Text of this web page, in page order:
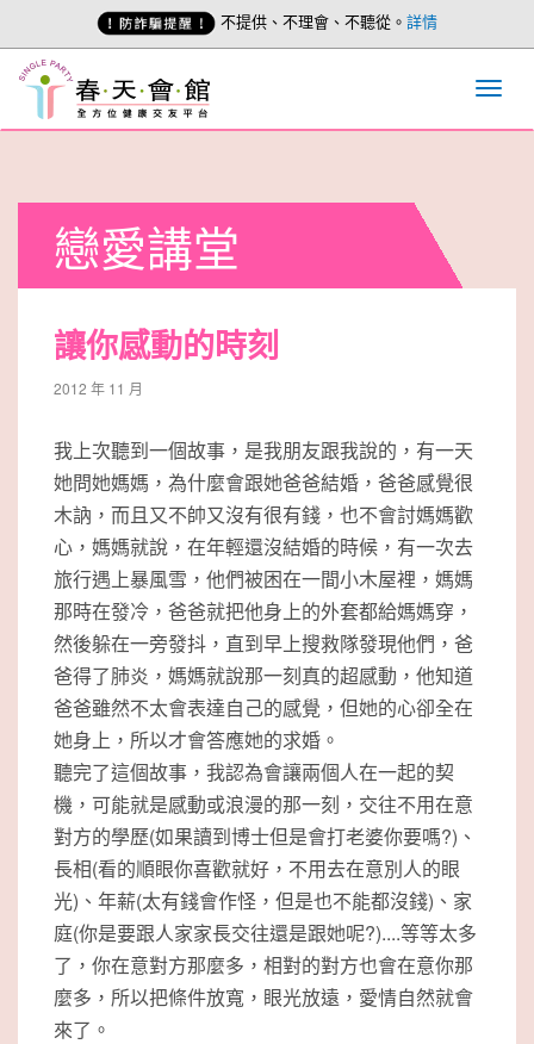
不提供、不理會、不聽從。 詳情
戀愛講堂
讓你感動的時刻
2012 年 11 月
我上次聽到一個故事，是我朋友跟我說的，有一天
她問她媽媽，為什麼會跟她爸爸結婚，爸爸感覺很
木訥，而且又不帥又沒有很有錢，也不會討媽媽歡
心，媽媽就說，在年輕還沒結婚的時候，有一次去
旅行遇上暴風雪，他們被困在一間小木屋裡，媽媽
那時在發冷，爸爸就把他身上的外套都給媽媽穿，
然後躲在一旁發抖，直到早上搜救隊發現他們，爸
爸得了肺炎，媽媽就說那一刻真的超感動，他知道
爸爸雖然不太會表達自己的感覺，但她的心卻全在
她身上，所以才會答應她的求婚。
聽完了這個故事，我認為會讓兩個人在一起的契
機，可能就是感動或浪漫的那一刻，交往不用在意
對方的學歷(如果讀到博士但是會打老婆你要嗎?)、
長相(看的順眼你喜歡就好，不用去在意別人的眼
光)、年薪(太有錢會作怪，但是也不能都沒錢)、家
庭(你是要跟人家家長交往還是跟她呢?)....等等太多
了，你在意對方那麼多，相對的對方也會在意你那
麼多，所以把條件放寬，眼光放遠，愛情自然就會
來了。